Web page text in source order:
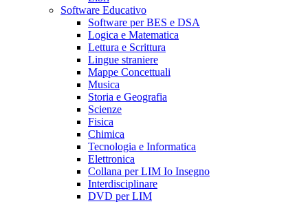
Software Educativo
Software per BES e DSA
Logica e Matematica
Lettura e Scrittura
Lingue straniere
Mappe Concettuali
Musica
Storia e Geografia
Scienze
Fisica
Chimica
Tecnologia e Informatica
Elettronica
Collana per LIM Io Insegno
Interdisciplinare
DVD per LIM